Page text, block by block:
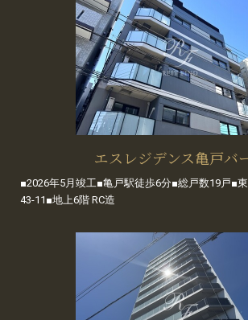
エスレジデンス亀戸バ
■2026年5月竣工■亀戸駅徒歩6分■総戸数19戸■
43-11■地上6階 RC造